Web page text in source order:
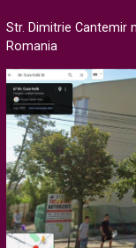
Str. Dimitrie Cantemir
Romania